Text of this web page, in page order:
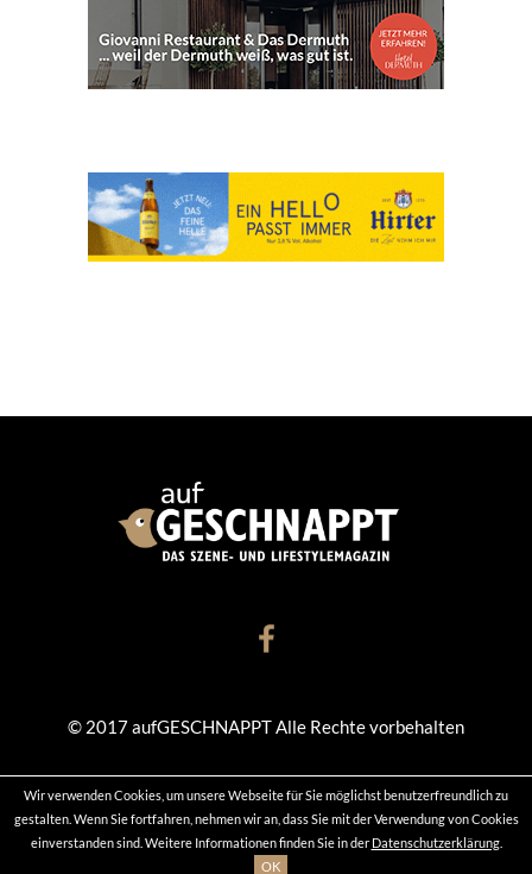
Wir verwenden Cookies, um unsere Webseite für Sie möglichst benutzerfreundlich zu
gestalten. Wenn Sie fortfahren, nehmen wir an, dass Sie mit der Verwendung von Cookies
einverstanden sind. Weitere Informationen finden Sie in der Datenschutzerklärung.
OK
© 2017 aufGESCHNAPPT Alle Rechte vorbehalten
KONTAKT DATENSCHUTZ IMPRESSUM